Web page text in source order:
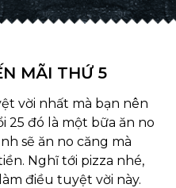
MÃI THỨ 5
vời nhất mà bạn nên
25 đó là một bữa ăn no
sẽ ăn no căng mà
Nghĩ tới pizza nhé,
điều tuyệt vời này.